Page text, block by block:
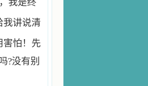
我是终
我讲说清
害怕！先
?没有别